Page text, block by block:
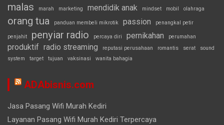
malas marah marketing mendidik anak mindset mobil olahraga
orang tua panduan membeli mikrotik passion penangkal petir
penjahit penyiar radio percaya diri pernikahan perumahan
produktif radio streaming reputasi perusahaan romantis serat
sound
system
target tujuan vaksinasi wanita bahagia
ADAbisnis.com
Jasa Pasang Wifi Murah Kediri
Layanan Pasang Wifi Murah Kediri Terpercaya